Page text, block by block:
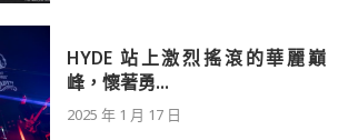
HYDE 站上激烈搖滾的華麗巔
峰，懷著勇...
2025 年 1 月 17 日